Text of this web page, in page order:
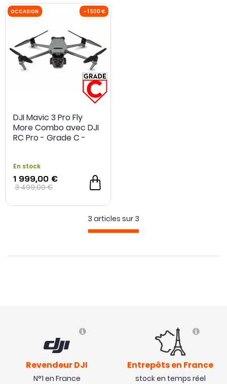
OCCASION
DJI Mavic 3 Pro Fly
More Combo avec DJI
RC Pro - Grade C -
En stock
1 999,00 €
3 499,00 €
3 articles sur 3
Revendeur DJI
N°1 en France
Entrepôts en France
stock en temps réel